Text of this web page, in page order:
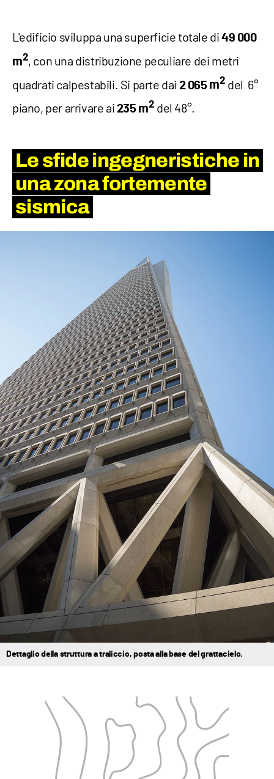
L'edificio sviluppa una superficie totale di 49 000
m2, con una distribuzione peculiare dei metri
quadrati calpestabili. Si parte dai 2 065 m2 del 6°
piano, per arrivare ai 235 m2 del 48°.
Le sfide ingegneristiche in
una zona fortemente
sismica
Dettaglio della struttura a traliccio, posta alla base del grattacielo.